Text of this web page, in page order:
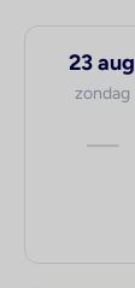
23 aug
zondag
—